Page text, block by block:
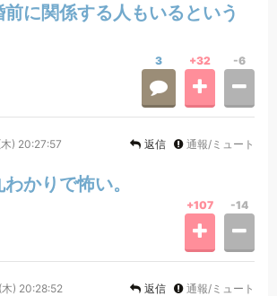
に関係する人もいるという
3 +32 -6
) 20:27:57 返信 通報/ミュート
かりで怖い。
+107 -14
) 20:28:52 返信 通報/ミュート